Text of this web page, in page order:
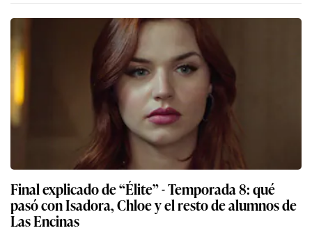
Final explicado de “Élite” - Temporada 8: qué
pasó con Isadora, Chloe y el resto de alumnos de
Las Encinas